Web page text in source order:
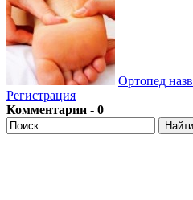
Ортопед
Регистрация
Комментарии - 0